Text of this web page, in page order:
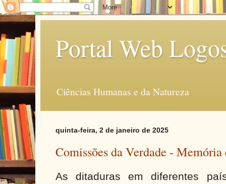
Portal Web
Ciências Humanas e da Natureza
quinta-feira, 2 de janeiro de 2025
Comissões da Verdade -
As ditaduras em diferentes